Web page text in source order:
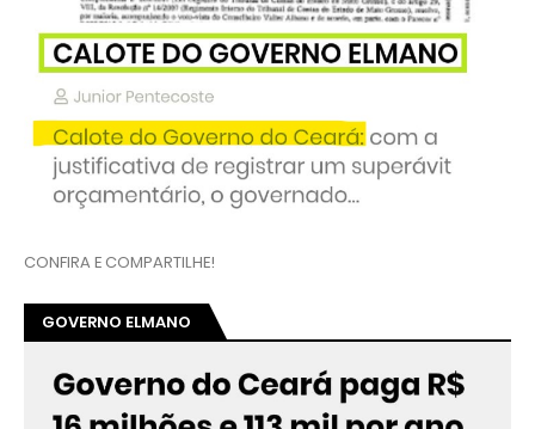
CONFIRA E COMPARTILHE!
GOVERNO ELMANO